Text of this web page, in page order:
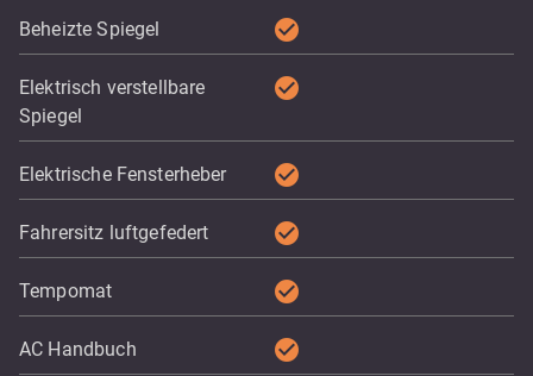
Beheizte Spiegel check_circle
Elektrisch verstellbare
Spiegel
check_circle
Elektrische Fensterheber check_circle
Fahrersitz luftgefedert check_circle
Tempomat check_circle
AC Handbuch check_circle